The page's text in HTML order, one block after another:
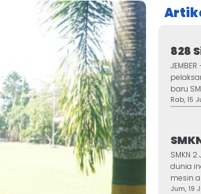
828
baru
Rab, 15
SMKN
dunia
mesin
Jum, 19